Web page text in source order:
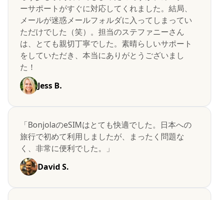
ーサポートがすぐに対応してくれました。結局、
メールが迷惑メールフォルダに入ってしまってい
ただけでした（笑）。担当のステファニーさん
は、とても親切丁寧でした。素晴らしいサポート
をしていただき、本当にありがとうございまし
た！
Jess B.
「BonjolaのeSIMはとても快適でした。日本への
旅行で初めて利用しましたが、まったく問題な
く、非常に便利でした。」
David S.